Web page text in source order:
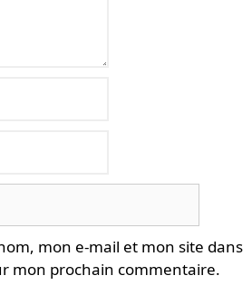
mon e-mail et mon site dans
mon prochain commentaire.